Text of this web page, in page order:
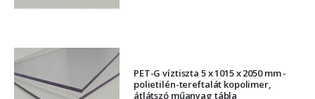
PET-G víztiszta 5 x 1015 x 2050 mm -
polietilén-tereftalát kopolimer,
átlátszó műanyag tábla